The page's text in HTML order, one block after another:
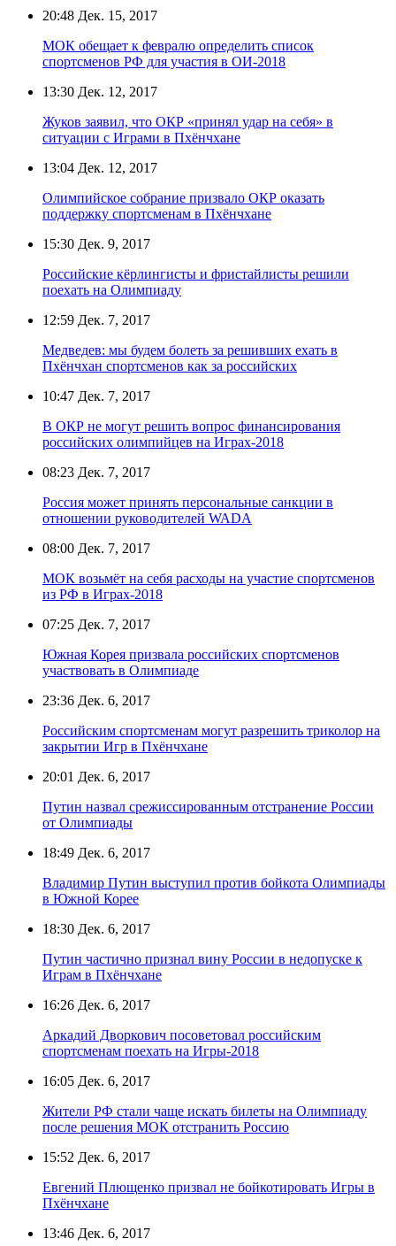
20:48 Дек. 15, 2017
МОК обещает к февралю определить список
спортсменов РФ для участия в ОИ-2018
13:30 Дек. 12, 2017
Жуков заявил, что ОКР «принял удар на себя» в
ситуации с Играми в Пхёнчхане
13:04 Дек. 12, 2017
Олимпийское собрание призвало ОКР оказать
поддержку спортсменам в Пхёнчхане
15:30 Дек. 9, 2017
Российские кёрлингисты и фристайлисты решили
поехать на Олимпиаду
12:59 Дек. 7, 2017
Медведев: мы будем болеть за решивших ехать в
Пхёнчхан спортсменов как за российских
10:47 Дек. 7, 2017
В ОКР не могут решить вопрос финансирования
российских олимпийцев на Играх-2018
08:23 Дек. 7, 2017
Россия может принять персональные санкции в
отношении руководителей WADA
08:00 Дек. 7, 2017
МОК возьмёт на себя расходы на участие спортсменов
из РФ в Играх-2018
07:25 Дек. 7, 2017
Южная Корея призвала российских спортсменов
участвовать в Олимпиаде
23:36 Дек. 6, 2017
Российским спортсменам могут разрешить триколор на
закрытии Игр в Пхёнчхане
20:01 Дек. 6, 2017
Путин назвал срежиссированным отстранение России
от Олимпиады
18:49 Дек. 6, 2017
Владимир Путин выступил против бойкота Олимпиады
в Южной Корее
18:30 Дек. 6, 2017
Путин частично признал вину России в недопуске к
Играм в Пхёнчхане
16:26 Дек. 6, 2017
Аркадий Дворкович посоветовал российским
спортсменам поехать на Игры-2018
16:05 Дек. 6, 2017
Жители РФ стали чаще искать билеты на Олимпиаду
после решения МОК отстранить Россию
15:52 Дек. 6, 2017
Евгений Плющенко призвал не бойкотировать Игры в
Пхёнчхане
13:46 Дек. 6, 2017